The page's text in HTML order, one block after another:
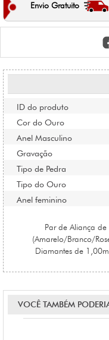
Envio Gratuito
ID do produto
Cor do Ouro
Anel Masculino
Gravação
Tipo de Pedra
Tipo do Ouro
Anel feminino
Par de Aliança
(Amarelo/Branco/
Diamantes de
VOCÊ TAMBÉM